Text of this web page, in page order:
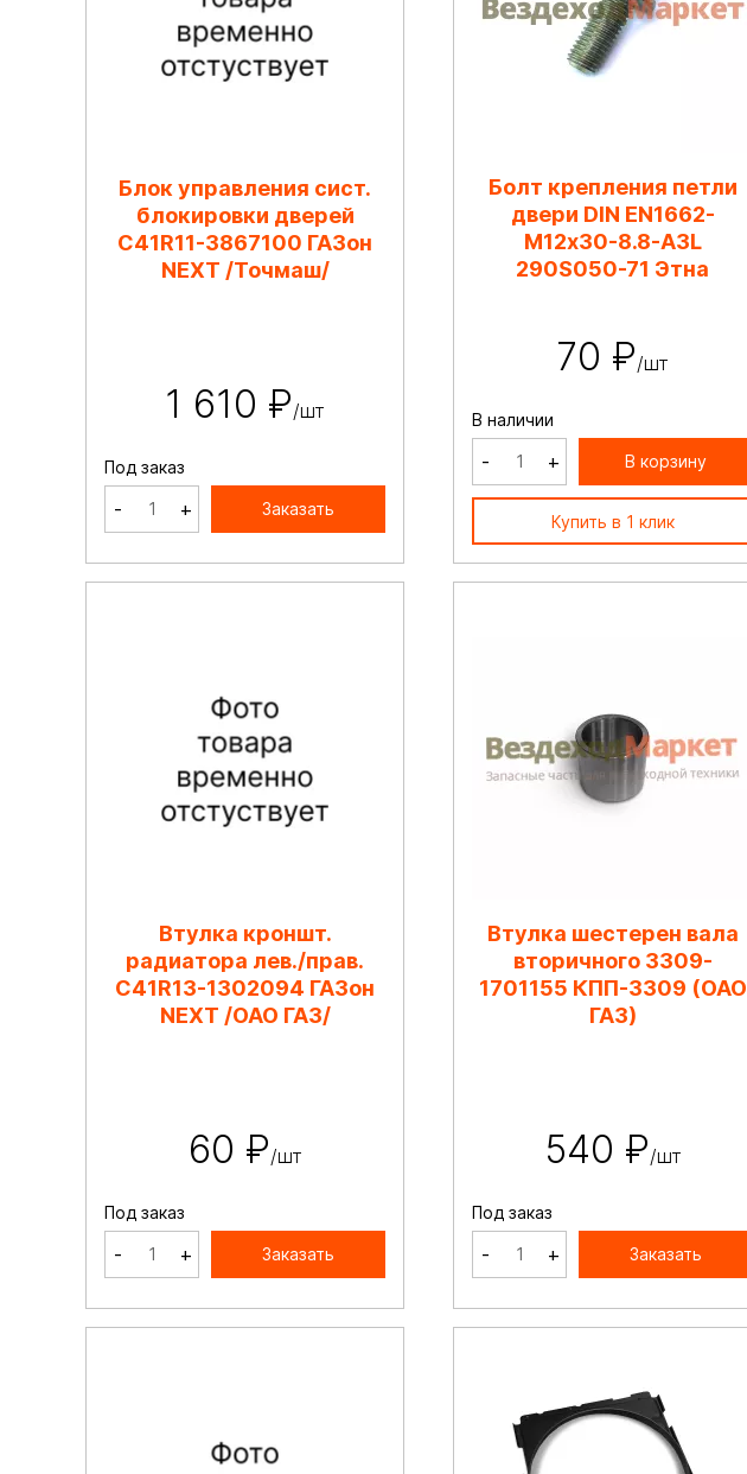
Блок управления сист.
блокировки дверей
C41R11-3867100 ГАЗон
NEXT /Точмаш/
1 610 ₽/шт
Под заказ
- + Заказать
Болт крепления петли
двери DIN EN1662-
М12х30-8.8-A3L
290S050-71 Этна
70 ₽/шт
В наличии
- + В корзину
Купить в 1 клик
Втулка кроншт.
радиатора лев./прав.
C41R13-1302094 ГАЗон
NEXT /ОАО ГАЗ/
60 ₽/шт
Под заказ
- + Заказать
Втулка шестерен вала
вторичного 3309-
1701155 КПП-3309 (ОАО
ГАЗ)
540 ₽/шт
Под заказ
- + Заказать